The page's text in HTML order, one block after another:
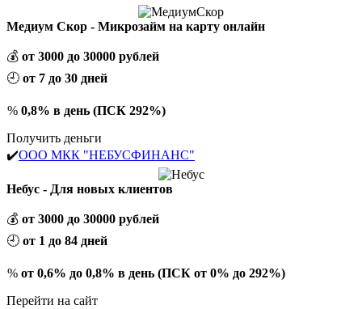
Медиум Скор - Микрозайм на карту онлайн
💰 от 3000 до 30000 рублей
🕘 от 7 до 30 дней
% 0,8% в день (ПСК 292%)
Получить деньги
✔️ООО МКК "НЕБУСФИНАНС"
Небус - Для новых клиентов
💰 от 3000 до 30000 рублей
🕘 от 1 до 84 дней
% от 0,6% до 0,8% в день (ПСК от 0% до 292%)
Перейти на сайт